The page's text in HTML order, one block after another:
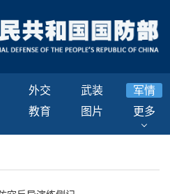
外交 武装
军情
教育 图片 更多